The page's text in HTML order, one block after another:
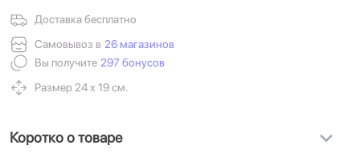
Доставка бесплатно
Самовывоз в 26 магазинов
Вы получите 297 бонусов
Размер 24 х 19 см.
Коротко о товаре